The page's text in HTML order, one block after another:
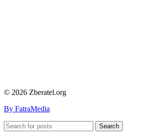
© 2026 Zberatel.org
By FatraMedia
Search